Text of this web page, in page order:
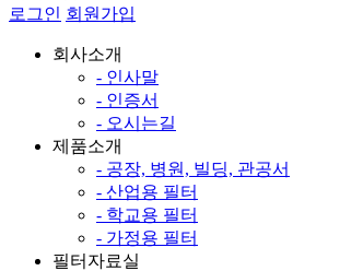
로그인 회원가입
회사소개
- 인사말
- 인증서
- 오시는길
제품소개
- 공장, 병원, 빌딩, 관공서
- 산업용 필터
- 학교용 필터
- 가정용 필터
필터자료실